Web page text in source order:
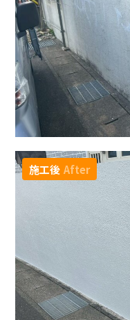
施工後 After